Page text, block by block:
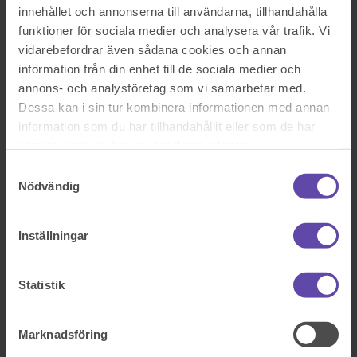
innehållet och annonserna till användarna, tillhandahålla
funktioner för sociala medier och analysera vår trafik. Vi
vidarebefordrar även sådana cookies och annan
information från din enhet till de sociala medier och
annons- och analysföretag som vi samarbetar med.
Dessa kan i sin tur kombinera informationen med annan
information som du har tillhandahållit eller som de har
Nödvändig
Inställningar
Statistik
Marknadsföring
Se alla frågor Boka tid med jurist
Boka tid med jurist
På kontor, telefon eller onlinemöte
Dela fråga
Hej och tack för att du vänder dit till oss på Fråga Juristen med din
utgår jag ifrån att du och pappan har gemensam vårdnad över era
gemensamma barn.
När ett barn står under vårdnad av två vårdnadshavare som inte bor
tillsammans och barnet bor ungefär lika ofta hos båda föräldrarna